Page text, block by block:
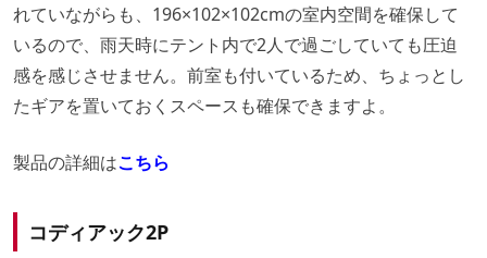
れていながらも、196×102×102cmの室内空間を確保して
いるので、雨天時にテント内で2人で過ごしていても圧迫
感を感じさせません。前室も付いているため、ちょっとし
たギアを置いておくスペースも確保できますよ。
製品の詳細はこちら
コディアック2P